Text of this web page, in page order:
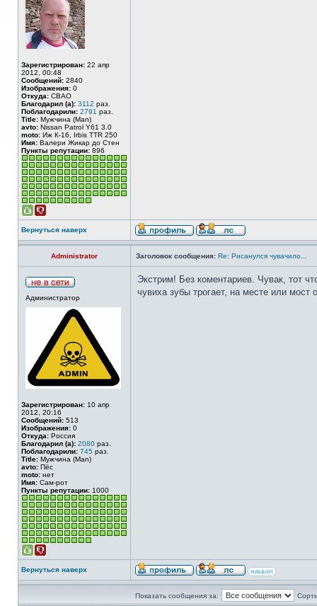
Зарегистрирован: 22 апр
2012, 00:48
Сообщений: 2840
Изображения: 0
Откуда: СВАО
Благодарил (а): 3112 раз.
Поблагодарили: 2791 раз.
Title: Мужчина (Man)
avto: Nissan Patrol Y61 3.0
moto: Иж К-16, Irbis TTR 250
Имя: Валери Жикар до Стен
Пункты репутации: 896
Вернуться наверх
Administrator Заголовок сообщения: Re: Рисанулся чувачило...
Администратор
Зарегистрирован: 10 апр
2012, 20:16
Сообщений: 513
Изображения: 0
Откуда: Россия
Благодарил (а): 2080 раз.
Поблагодарили: 745 раз.
Title: Мужчина (Man)
avto: Пёс
moto: нет
Имя: Сам-рот
Пункты репутации: 1000
Экстрим! Без коментариев. Чувак, тот
чувиха зубы трогает, на месте или мост
Вернуться наверх
Показать сообщения за: